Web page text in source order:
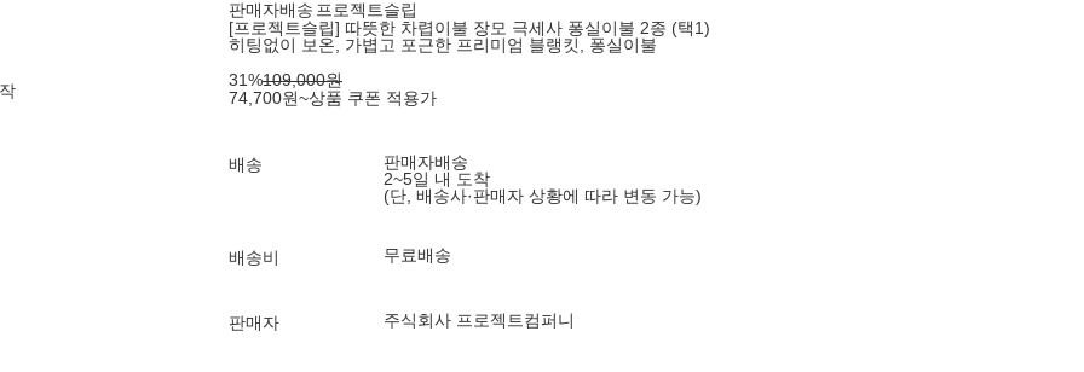
판매자배송 프로젝트슬립
[프로젝트슬립] 따뜻한 차렵이불 장모 극세사 퐁실이불 2종 (택1)
히팅없이 보온, 가볍고 포근한 프리미엄 블랭킷, 퐁실이불
31%109,000원
74,700원~상품 쿠폰 적용가
배송
판매자배송
2~5일 내 도착
(단, 배송사·판매자 상황에 따라 변동 가능)
배송비 무료배송
판매자 주식회사 프로젝트컴퍼니